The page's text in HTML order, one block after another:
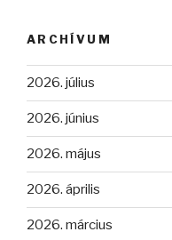
ARCHÍVUM
2026. július
2026. június
2026. május
2026. április
2026. március